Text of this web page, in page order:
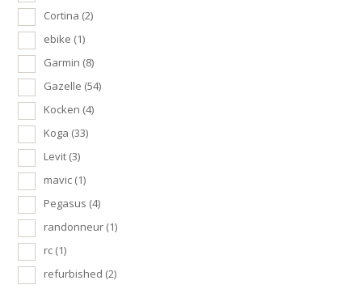
Cortina (2)
ebike (1)
Garmin (8)
Gazelle (54)
Kocken (4)
Koga (33)
Levit (3)
mavic (1)
Pegasus (4)
randonneur (1)
rc (1)
refurbished (2)